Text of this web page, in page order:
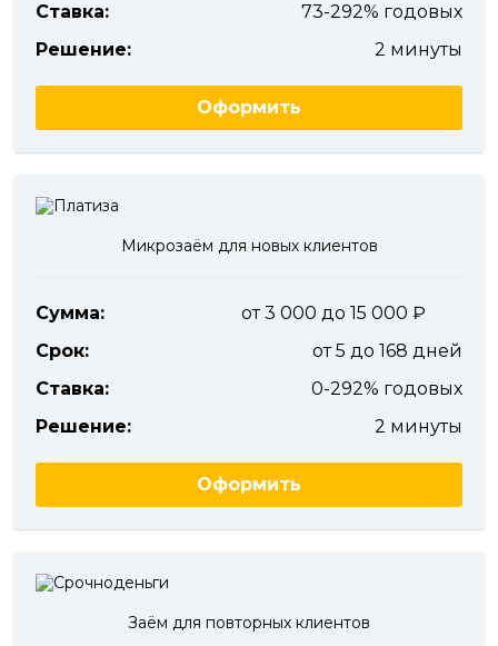
Ставка:
73-292% годовых
Решение:
2 минуты
Оформить
Микрозаём для новых клиентов
Сумма:
от 3 000 до 15 000
Срок:
от 5 до 168 дней
Ставка:
0-292% годовых
Решение:
2 минуты
Оформить
Заём для повторных клиентов